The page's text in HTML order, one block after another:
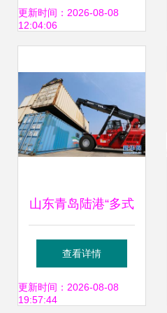
更新时间：2026-08-08
12:04:06
山东青岛陆港“多式
联运”助力企业产销
畅通
查看详情
更新时间：2026-08-08
19:57:44